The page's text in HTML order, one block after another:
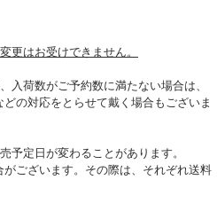
更はお受けできません。
入荷数がご予約数に満たない場合は、
の対応をとらせて戴く場合もございま
予定日が変わることがあります。
ございます。その際は、それぞれ送料